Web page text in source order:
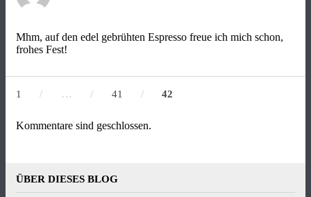
Mhm, auf den edel gebrühten Espresso freue ich mich schon,
frohes Fest!
1 / … / 41 / 42
Kommentare sind geschlossen.
ÜBER DIESES BLOG